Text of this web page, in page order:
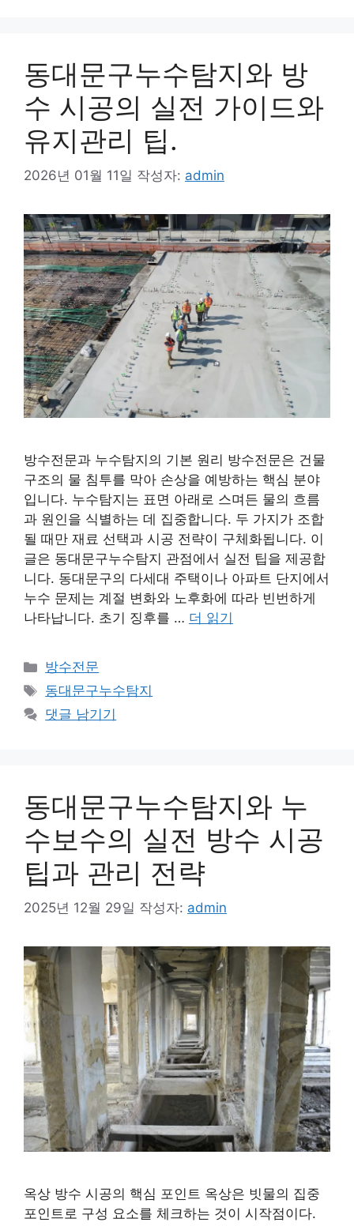
동대문구누수탐지와 방
수 시공의 실전 가이드와
유지관리 팁.
2026년 01월 11일 작성자: admin
방수전문과 누수탐지의 기본 원리 방수전문은 건물
구조의 물 침투를 막아 손상을 예방하는 핵심 분야
입니다. 누수탐지는 표면 아래로 스며든 물의 흐름
과 원인을 식별하는 데 집중합니다. 두 가지가 조합
될 때만 재료 선택과 시공 전략이 구체화됩니다. 이
글은 동대문구누수탐지 관점에서 실전 팁을 제공합
니다. 동대문구의 다세대 주택이나 아파트 단지에서
누수 문제는 계절 변화와 노후화에 따라 빈번하게
나타납니다. 초기 징후를 … 더 읽기
카
테
리
방수전문
태
그
동대문구누수탐지
댓글 남기기
동대문구누수탐지와 누
수보수의 실전 방수 시공
팁과 관리 전략
2025년 12월 29일 작성자: admin
옥상 방수 시공의 핵심 포인트 옥상은 빗물의 집중
포인트로 구성 요소를 체크하는 것이 시작점이다.